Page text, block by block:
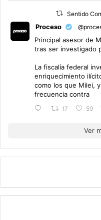
Sentido
Proceso
Principal asesor de
tras ser investigado
La fiscalía federal
enriquecimiento
como los que Milei,
frecuencia contra
17 59
Ver